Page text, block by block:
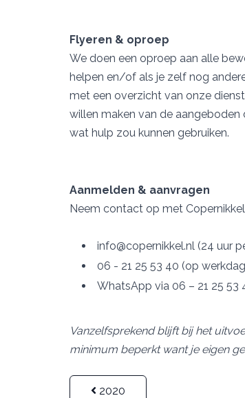
Flyeren & oproep
We doen een oproep aan alle
helpen en/of als je zelf nog
met een overzicht van onze
willen maken van de aangeboden
wat hulp zou kunnen gebruiken.
Aanmelden & aanvragen
Neem contact op met
info@copernikkel.nl (24 uur
06 - 21 25 53 40 (op
WhatsApp via 06 – 21 25 53
Vanzelfsprekend blijft bij het
minimum beperkt want je eigen
2020